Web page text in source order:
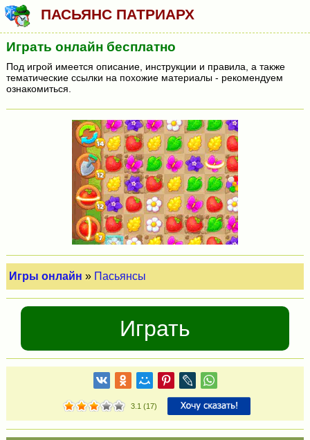
ПАСЬЯНС ПАТРИАРХ
Играть онлайн бесплатно
Под игрой имеется описание, инструкции и правила, а также
тематические ссылки на похожие материалы - рекомендуем
ознакомиться.
Игры онлайн » Пасьянсы
Играть
3.1 (17)